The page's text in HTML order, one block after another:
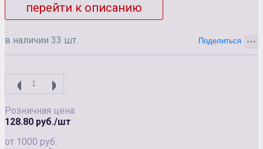
перейти к описанию
в наличии 33 шт.
Розничная цена
128.80 руб./шт
от 1000 руб.